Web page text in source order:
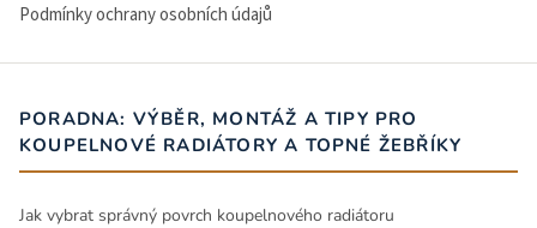
Podmínky ochrany osobních údajů
PORADNA: VÝBĚR, MONTÁŽ A TIPY PRO
KOUPELNOVÉ RADIÁTORY A TOPNÉ ŽEBŘÍKY
Jak vybrat správný povrch koupelnového radiátoru